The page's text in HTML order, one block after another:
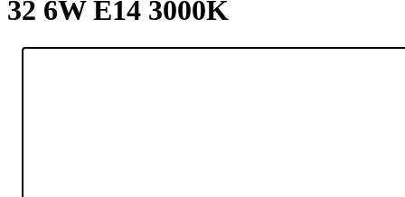
32 6W E14 3000K